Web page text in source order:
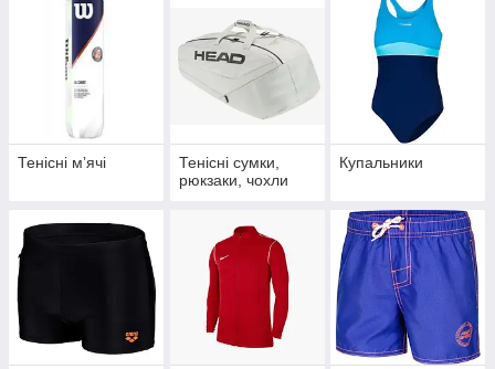
Тенісні мʼячі
Тенісні сумки,
рюкзаки, чохли
Купальники